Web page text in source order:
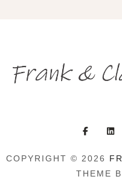
COPYRIGHT © 2026
THEME